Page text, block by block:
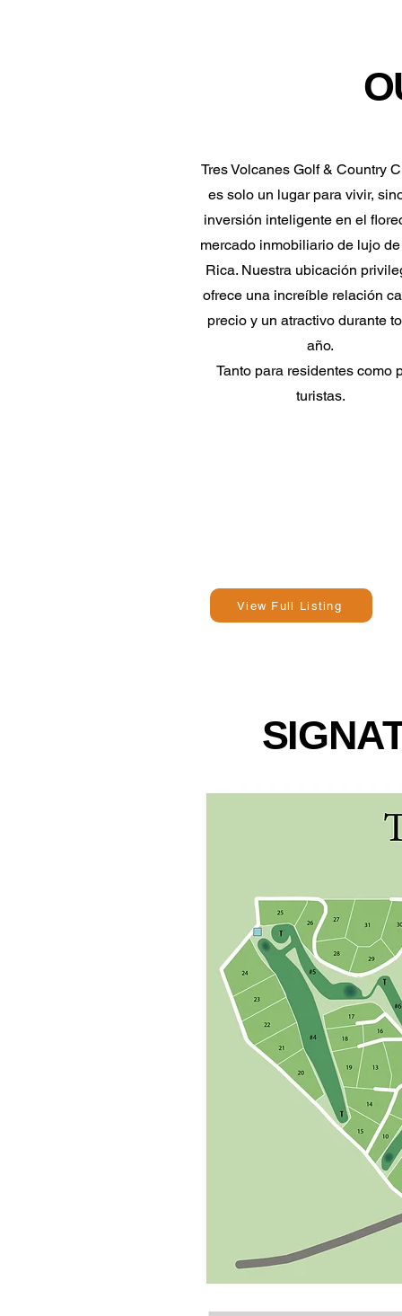
Tres Volcanes Golf & Country
es solo un lugar para vivir,
inversión inteligente en el
mercado inmobiliario de lujo
Rica. Nuestra ubicación
ofrece una increíble relación
precio y un atractivo durante
año.
Tanto para residentes como
turistas.
View Full Listing